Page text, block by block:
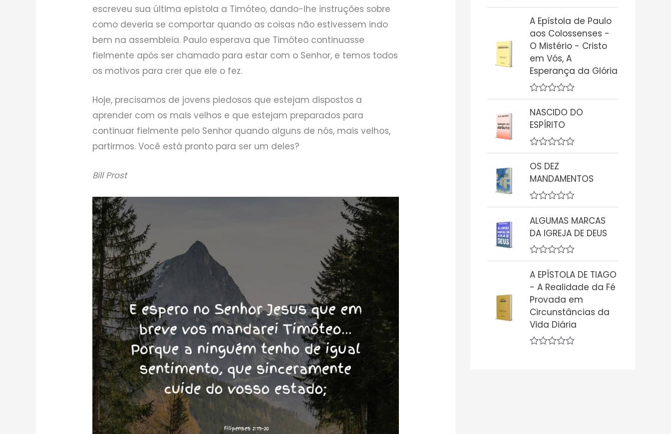
escreveu sua última epístola a Timóteo, dando-lhe instruções sobre
como deveria se comportar quando as coisas não estivessem indo
bem na assembleia. Paulo esperava que Timóteo continuasse
fielmente após ser chamado para estar com o Senhor, e temos todos
os motivos para crer que ele o fez.
Hoje, precisamos de jovens piedosos que estejam dispostos a
aprender com os mais velhos e que estejam preparados para
continuar fielmente pelo Senhor quando alguns de nós, mais velhos,
partirmos. Você está pronto para ser um deles?
Bill Prost
ã
0
d
5
A
a
l
i
a
ç
o
0
d
e
5
A Epístola de Paulo
aos Colossenses -
O Mistério - Cristo
em Vós, A
Esperança da Glória
A
v
a
l
a
o
0
d
e
5
NASCIDO DO
ESPÍRITO
A
v
a
l
a
o
0
d
e
5
OS DEZ
MANDAMENTOS
A
v
a
l
a
ç
o
0
e
5
ALGUMAS MARCAS
DA IGREJA DE DEUS
A
v
a
l
i
a
ç
ã
o
0
d
A EPÍSTOLA DE TIAGO
- A Realidade da Fé
Provada em
Circunstâncias da
Vida Diária